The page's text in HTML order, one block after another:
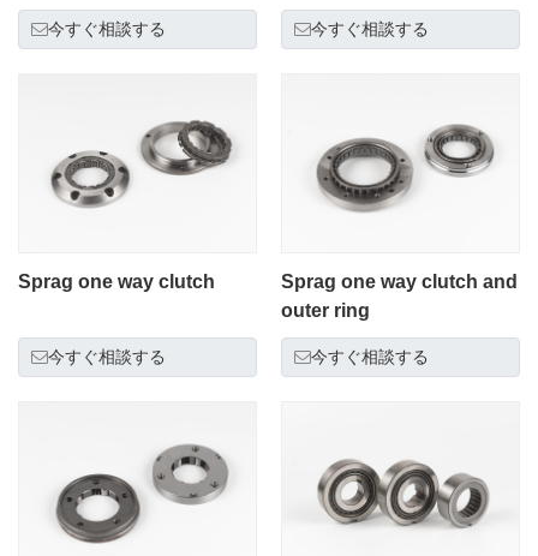
今すぐ相談する
converter, motorcycle eng
ine
今すぐ相談する
Sprag one way clutch
今すぐ相談する
Sprag one way clutch and
outer ring
今すぐ相談する